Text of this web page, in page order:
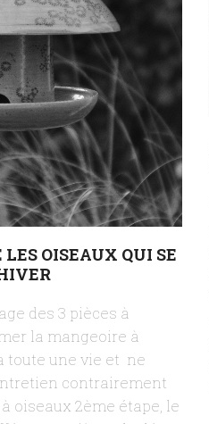
LES OISEAUX QUI SE
des 3 pièces à
la mangeoire à
toute une vie et ne
contrairement
oiseaux 2ème étape, le